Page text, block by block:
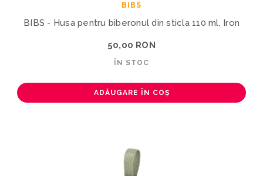
BIBS
BIBS - Husa pentru biberonul din sticla 110 ml, Iron
50,00 RON
ÎN STOC
ADĂUGARE ÎN COȘ